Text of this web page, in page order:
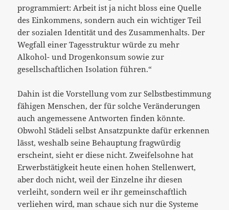
programmiert: Arbeit ist ja nicht bloss eine Quelle
des Einkommens, sondern auch ein wichtiger Teil
der sozialen Identität und des Zusammenhalts. Der
Wegfall einer Tagesstruktur würde zu mehr
Alkohol- und Drogenkonsum sowie zur
gesellschaftlichen Isolation führen.“
Dahin ist die Vorstellung vom zur Selbstbestimmung
fähigen Menschen, der für solche Veränderungen
auch angemessene Antworten finden könnte.
Obwohl Städeli selbst Ansatzpunkte dafür erkennen
lässt, weshalb seine Behauptung fragwürdig
erscheint, sieht er diese nicht. Zweifelsohne hat
Erwerbstätigkeit heute einen hohen Stellenwert,
aber doch nicht, weil der Einzelne ihr diesen
verleiht, sondern weil er ihr gemeinschaftlich
verliehen wird, man schaue sich nur die Systeme